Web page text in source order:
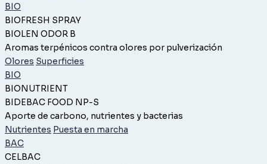
BIO
BIOFRESH SPRAY
BIOLEN ODOR B
Aromas terpénicos contra olores por pulverización
Olores Superficies
BIO
BIONUTRIENT
BIDEBAC FOOD NP-S
Aporte de carbono, nutrientes y bacterias
Nutrientes Puesta en marcha
BAC
CELBAC